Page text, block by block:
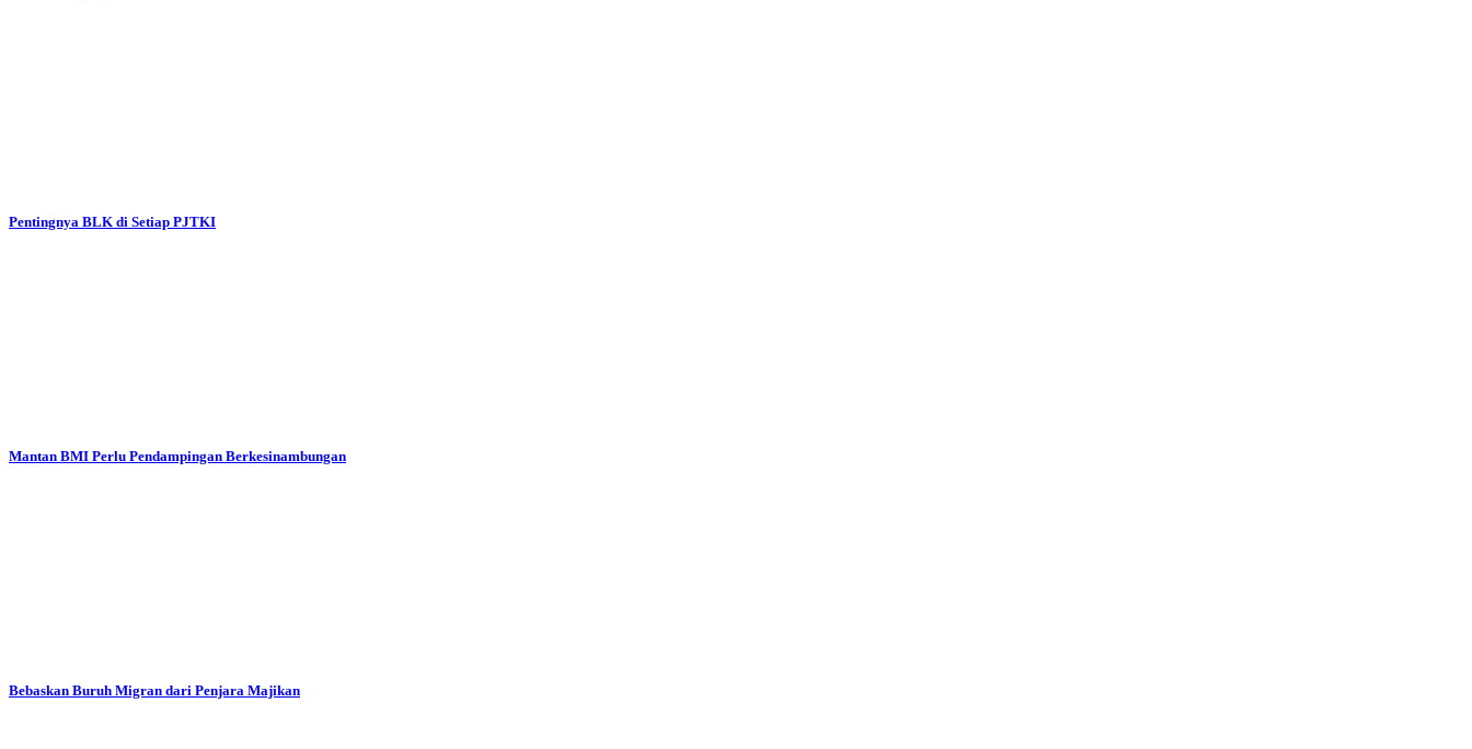
Pentingnya BLK di Setiap PJTKI
Mantan BMI Perlu Pendampingan Berkesinambungan
Bebaskan Buruh Migran dari Penjara Majikan